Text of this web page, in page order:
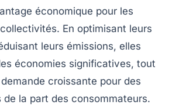
économique pour les
En optimisant leurs
leurs émissions, elles
économies significatives, tout
croissante pour des
de la part des consommateurs.